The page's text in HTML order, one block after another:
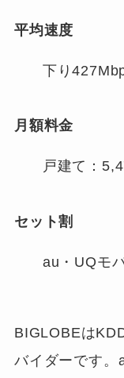
平均速度
下り
月額料金
戸建て：
セット割
au・UQモ
BIGLOBEは
バイダーです。